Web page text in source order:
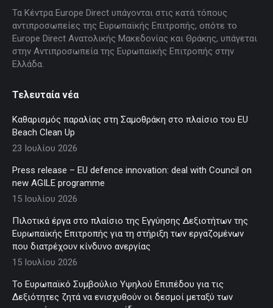
windowwindowwindowwindowwindow
Τα Κέντρα Europe Direct υπάγονται στις κατά τόπους
αντιπροσωπείες της Ευρωπαϊκής Επιτροπής, οπότε το
Europe Direct Ανατολικής Μακεδονίας και Θράκης, υπάγεται
στην Αντιπροσωπεία της Ευρωπαϊκής Επιτροπής στην
Ελλάδα.
Τελευταία νέα
Καθαρισμός παραλίας στη Σαμοθράκη στο πλαίσιο του EU
Beach Clean Up
23 Ιουλίου 2026
Press release – EU defence innovation: deal with Council on
new AGILE programme
15 Ιουλίου 2026
Πιλοτικά έργα στο πλαίσιο της Εγγύησης Δεξιοτήτων της
Ευρωπαϊκής Επιτροπής για τη στήριξη των εργαζομένων
που διατρέχουν κίνδυνο ανεργίας
15 Ιουλίου 2026
Το Ευρωπαϊκό Συμβούλιο Υψηλού Επιπέδου για τις
Δεξιότητες ζητά να ενισχυθούν οι δεσμοί μεταξύ των